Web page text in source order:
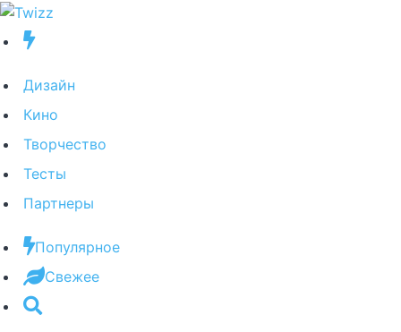
Дизайн
Кино
Творчество
Тесты
Партнеры
Популярное
Свежее